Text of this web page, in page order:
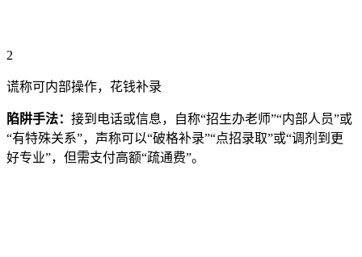
2
谎称可内部操作，花钱补录
陷阱手法： 接到电话或信息，自称“招生办老师”“内部人员”或
“有特殊关系”，声称可以“破格补录”“点招录取”或“调剂到更
好专业”，但需支付高额“疏通费”。